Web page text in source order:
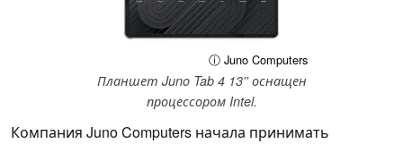
ⓘ Juno Computers
Планшет Juno Tab 4 13'' оснащен
процессором Intel.
Компания Juno Computers начала принимать